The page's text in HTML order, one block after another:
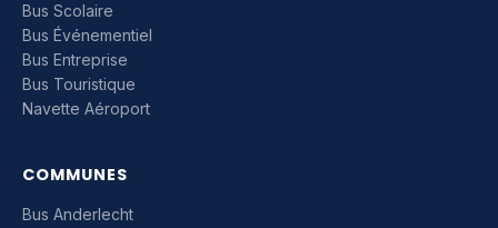
Bus Scolaire
Bus Événementiel
Bus Entreprise
Bus Touristique
Navette Aéroport
COMMUNES
Bus Anderlecht